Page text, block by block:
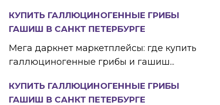
КУПИТЬ ГАЛЛЮЦИНОГЕННЫЕ ГРИБЫ
ГАШИШ В САНКТ ПЕТЕРБУРГЕ
Мега даркнет маркетплейсы: где купить
галлюциногенные грибы и гашиш...
КУПИТЬ ГАЛЛЮЦИНОГЕННЫЕ ГРИБЫ
ГАШИШ В САНКТ ПЕТЕРБУРГЕ